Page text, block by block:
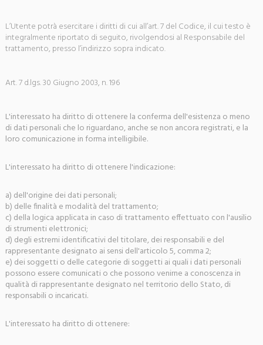
L’Utente potrà esercitare i diritti di cui all’art. 7 del Codice, il cui testo è
integralmente riportato di seguito, rivolgendosi al Responsabile del
trattamento, presso l’indirizzo sopra indicato.
Art. 7 d.lgs. 30 Giugno 2003, n. 196
L'interessato ha diritto di ottenere la conferma dell'esistenza o meno
di dati personali che lo riguardano, anche se non ancora registrati, e la
loro comunicazione in forma intelligibile.
L'interessato ha diritto di ottenere l'indicazione:
a) dell'origine dei dati personali;
b) delle finalità e modalità del trattamento;
c) della logica applicata in caso di trattamento effettuato con l'ausilio
di strumenti elettronici;
d) degli estremi identificativi del titolare, dei responsabili e del
rappresentante designato ai sensi dell'articolo 5, comma 2;
e) dei soggetti o delle categorie di soggetti ai quali i dati personali
possono essere comunicati o che possono venirne a conoscenza in
qualità di rappresentante designato nel territorio dello Stato, di
responsabili o incaricati.
L'interessato ha diritto di ottenere: